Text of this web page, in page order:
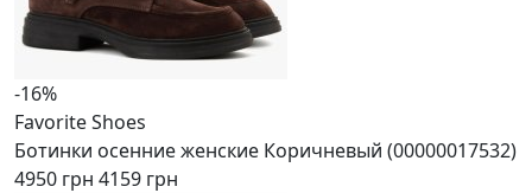
-16%
Favorite Shoes
Ботинки осенние женские Коричневый (00000017532)
4950 грн 4159 грн